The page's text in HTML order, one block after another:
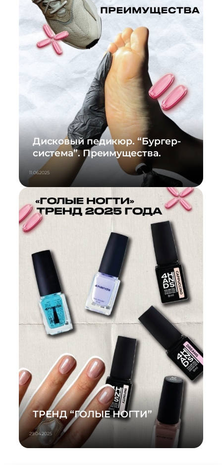
Дисковый педикюр. “Бургер-
система”. Преимущества.
11.06.2025
ТРЕНД “ГОЛЫЕ НОГТИ”
29.04.2025